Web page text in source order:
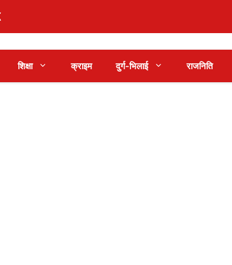
शिक्षा क्राइम दुर्ग-भिलाई राजनिति